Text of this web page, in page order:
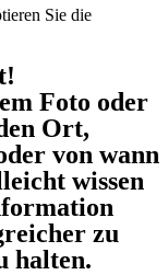
Sie die
Foto oder
Ort,
von wann
wissen
zu
halten.